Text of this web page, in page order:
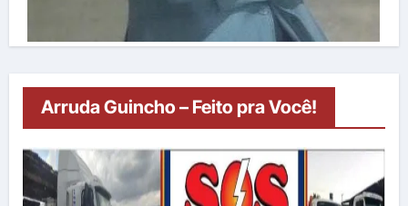
Arruda Guincho – Feito pra Você!